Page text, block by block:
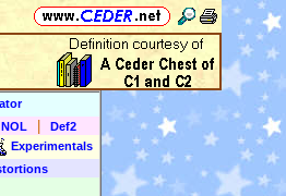
NOL
Def2
Experimentals